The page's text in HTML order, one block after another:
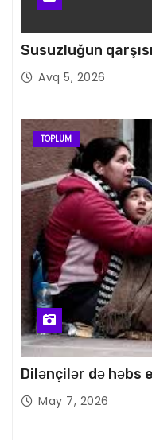
Susuzluğun
Avq 5, 2026
TOPLUM
Dilənçilər də həbs
May 7, 2026